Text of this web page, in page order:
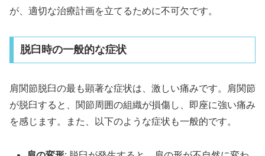
が、適切な治療計画を立てるために不可欠です。
脱臼時の一般的な症状
肩関節脱臼の最も顕著な症状は、激しい痛みです。肩関節
が脱臼すると、関節周囲の組織が損傷し、即座に強い痛み
を感じます。また、以下のような症状も一般的です。